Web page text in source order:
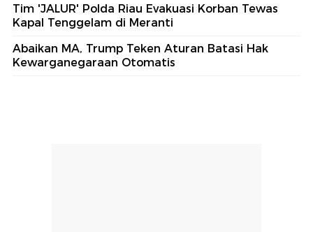
Tim 'JALUR' Polda Riau Evakuasi Korban Tewas
Kapal Tenggelam di Meranti
Abaikan MA, Trump Teken Aturan Batasi Hak
Kewarganegaraan Otomatis